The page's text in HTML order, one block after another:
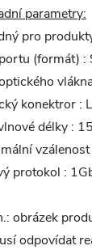
parametry:
pro
(formát) :
konektror :
délky :
protokol :
obrázek
odpovídat